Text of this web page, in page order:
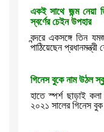
একই সাথে জন্ম নেয়া
স্বর্ণের চেইন উপহার
বন্দরে একসঙ্গে তিন
পাঠিয়েছেন প্রধানমন্ত্রী
গিনেস বুকে নাম উঠল
হাতে স্পর্শ ছাড়াই
২০২১ সালের গিনেস বুক